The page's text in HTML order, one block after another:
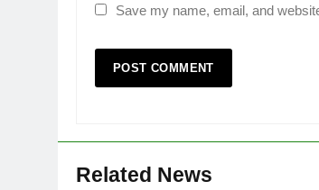
Save my name, email, and
Related News